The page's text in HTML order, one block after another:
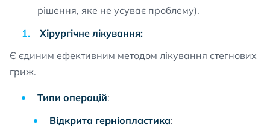
рішення, яке не усуває проблему).
Хірургічне лікування:
Є єдиним ефективним методом лікування стегнових
гриж.
Типи операцій:
Відкрита герніопластика: